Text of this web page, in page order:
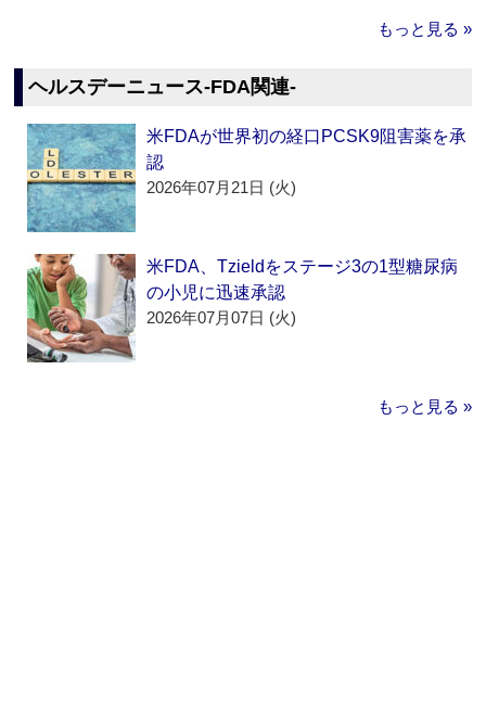
もっと見る »
ヘルスデーニュース‐FDA関連‐
米FDAが世界初の経口PCSK9阻害薬を承
認
2026年07月21日 (火)
米FDA、Tzieldをステージ3の1型糖尿病
の小児に迅速承認
2026年07月07日 (火)
もっと見る »